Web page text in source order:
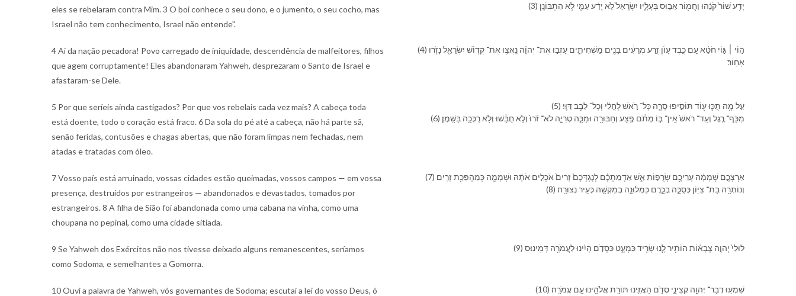
eles se rebelaram contra Mim. 3 O boi conhece o seu dono, e o jumento, o seu cocho, mas
Israel não tem conhecimento, Israel não entende".
(3) יָדַ֥ע שׁוֹר֙ קֹנֵ֔⁠הוּ וַ⁠חֲמ֖וֹר אֵב֣וּס בְּעָלָ֑י⁠ו יִשְׂרָאֵל֙ לֹ֣א יָדַ֔ע עַמִּ֖⁠י לֹ֥א הִתְבּוֹנָֽן׃
4 Ai da nação pecadora! Povo carregado de iniquidade, descendência de malfeitores, filhos
que agem corruptamente! Eles abandonaram Yahweh, desprezaram o Santo de Israel e
afastaram-se Dele.
(4) ה֣וֹי ׀ גּ֣וֹי חֹטֵ֗א עַ֚ם כֶּ֣בֶד עָוֺ֔ן זֶ֣רַע מְרֵעִ֔ים בָּנִ֖ים מַשְׁחִיתִ֑ים עָזְב֣וּ אֶת־ יְהוָ֗ה נִֽאֲצ֛וּ אֶת־ קְד֥וֹשׁ יִשְׂרָאֵ֖ל נָזֹ֥רוּ
אָחֽוֹר׃
5 Por que seríeis ainda castigados? Por que vos rebelais cada vez mais? A cabeça toda
está doente, todo o coração está fraco. 6 Da sola do pé até a cabeça, não há parte sã,
senão feridas, contusões e chagas abertas, que não foram limpas nem fechadas, nem
atadas e tratadas com óleo.
(5) עַ֣ל מֶ֥ה תֻכּ֛וּ ע֖וֹד תּוֹסִ֣יפוּ סָרָ֑ה כָּל־ רֹ֣אשׁ לָ⁠חֳלִ֔י וְ⁠כָל־ לֵבָ֖ב דַּוָּֽי׃
(6) מִ⁠כַּף־ רֶ֤גֶל וְ⁠עַד־ רֹאשׁ֙ אֵֽין־ בּ֣⁠וֹ מְתֹ֔ם פֶּ֥צַע וְ⁠חַבּוּרָ֖ה וּ⁠מַכָּ֣ה טְרִיָּ֑ה לֹא־ זֹ֨רוּ֙ וְ⁠לֹ֣א חֻבָּ֔שׁוּ וְ⁠לֹ֥א רֻכְּכָ֖ה בַּ⁠שָּֽׁמֶן׃
7 Vosso país está arruinado, vossas cidades estão queimadas, vossos campos — em vossa
presença, destruídos por estrangeiros — abandonados e devastados, tomados por
estrangeiros. 8 A filha de Sião foi abandonada como uma cabana na vinha, como uma
choupana no pepinal, como uma cidade sitiada.
(7) אַרְצְ⁠כֶ֣ם שְׁמָמָ֔ה עָרֵי⁠כֶ֖ם שְׂרֻפ֣וֹת אֵ֑שׁ אַדְמַתְ⁠כֶ֗ם לְ⁠נֶגְדְּ⁠כֶם֙ זָרִים֙ אֹכְלִ֣ים אֹתָ֔⁠הּ וּ⁠שְׁמָמָ֖ה כְּ⁠מַהְפֵּכַ֥ת זָרִֽים׃
(8) וְ⁠נוֹתְרָ֥ה בַת־ צִיּ֖וֹן כְּ⁠סֻכָּ֣ה בְ⁠כָ֑רֶם כִּ⁠מְלוּנָ֥ה בְ⁠מִקְשָׁ֖ה כְּ⁠עִ֥יר נְצוּרָֽה׃
9 Se Yahweh dos Exércitos não nos tivesse deixado alguns remanescentes, seríamos
como Sodoma, e semelhantes a Gomorra.
(9) לוּלֵי֙ יְהוָ֣ה צְבָא֔וֹת הוֹתִ֥יר לָ֛⁠נוּ שָׂרִ֖יד כִּ⁠מְעָ֑ט כִּ⁠סְדֹ֣ם הָיִ֔ינוּ לַ⁠עֲמֹרָ֖ה דָּמִֽינוּ׃ס
10 Ouvi a palavra de Yahweh, vós governantes de Sodoma; escutai a lei do vosso Deus, ó
(10) שִׁמְע֥וּ דְבַר־ יְהוָ֖ה קְצִינֵ֣י סְדֹ֑ם הַאֲזִ֛ינוּ תּוֹרַ֥ת אֱלֹהֵ֖י⁠נוּ עַ֥ם עֲמֹרָֽה׃